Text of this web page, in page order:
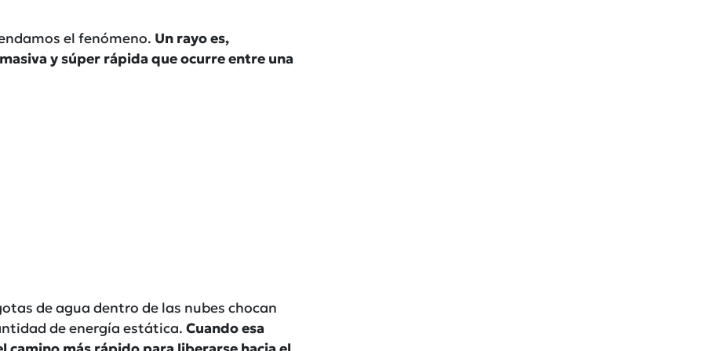
el fenómeno. Un rayo es,
y súper rápida que ocurre entre una
de agua dentro de las nubes chocan
de energía estática. Cuando esa